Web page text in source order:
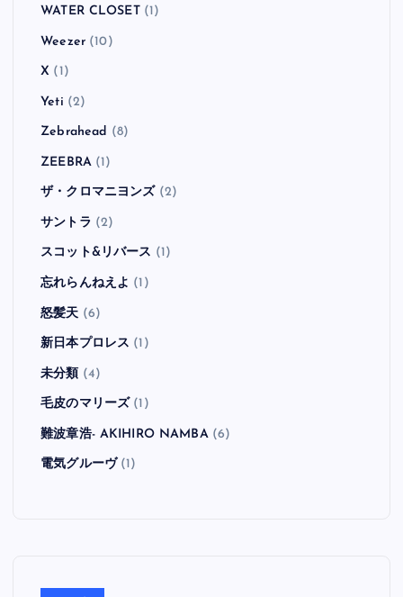
WATER CLOSET(1)
Weezer(10)
X (1)
Yeti (2)
Zebrahead (8)
ZEEBRA(1)
ザ・クロマニヨンズ (2)
サントラ (2)
スコット&リバース (1)
忘れらんねえよ (1)
怒髪天 (6)
新日本プロレス (1)
未分類 (4)
毛皮のマリーズ (1)
難波章浩- AKIHIRO NAMBA(6)
電気グルーヴ(1)